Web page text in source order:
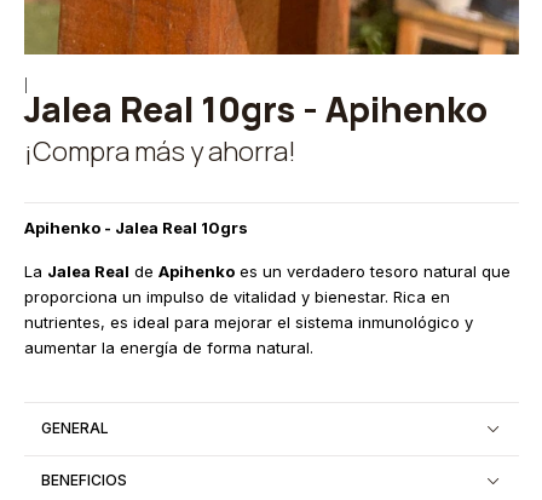
Jalea Real 10grs - Apihenko
¡Compra más y ahorra!
Apihenko - Jalea Real 10grs
La Jalea Real de Apihenkoes un verdadero tesoro natural que
proporciona un impulso de vitalidad y bienestar. Rica en
nutrientes, es ideal para mejorar el sistema inmunológico y
aumentar la energía de forma natural.
GENERAL
BENEFICIOS